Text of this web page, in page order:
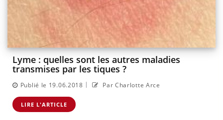
Lyme : quelles sont les autres maladies
transmises par les tiques ?
Publié le 19.06.2018 | Par Charlotte Arce
LIRE L'ARTICLE